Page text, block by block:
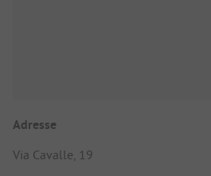
Adresse
Via Cavalle, 19